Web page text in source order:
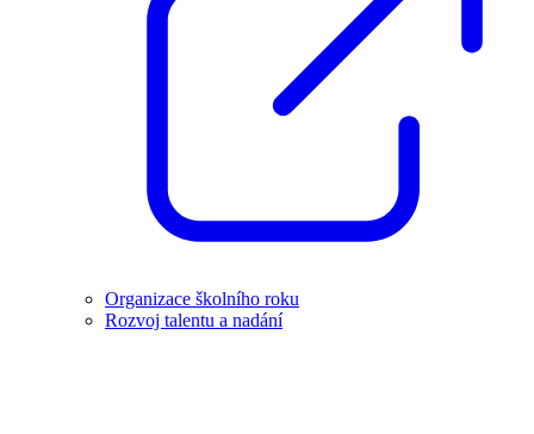
Organizace školního roku
Rozvoj talentu a nadání